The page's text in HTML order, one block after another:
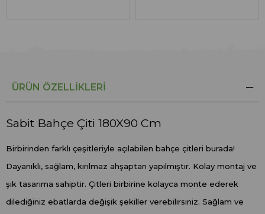
ÜRÜN ÖZELLIKLERI
Sabit Bahçe Çiti 180X90 Cm
Birbirinden farklı çeşitleriyle açılabilen bahçe çitleri burada!
Dayanıklı, sağlam, kırılmaz ahşaptan yapılmıştır. Kolay montaj ve
şık tasarıma sahiptir. Çitleri birbirine kolayca monte ederek
dilediğiniz ebatlarda değişik şekiller verebilirsiniz. Sağlam ve